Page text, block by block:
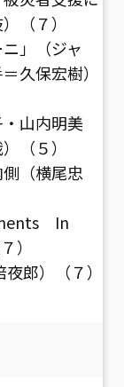
（７）
」（ジャ
久保宏樹）
山内明美
（５）
（横尾忠
In
）
郎）（７）